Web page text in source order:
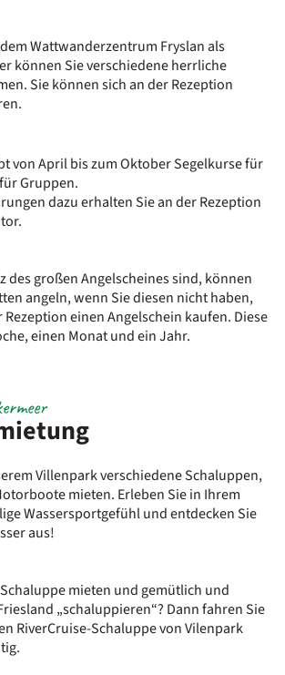
Wattwanderzentrum Fryslan als
können Sie verschiedene herrliche
Sie können sich an der Rezeption
von April bis zum Oktober Segelkurse für
Gruppen.
dazu erhalten Sie an der Rezeption
des großen Angelscheines sind, können
angeln, wenn Sie diesen nicht haben,
Rezeption einen Angelschein kaufen. Diese
einen Monat und ein Jahr.
Villenpark verschiedene Schaluppen,
mieten. Erleben Sie in Ihrem
Wassersportgefühl und entdecken Sie
aus!
mieten und gemütlich und
„schaluppieren“? Dann fahren Sie
RiverCruise-Schaluppe von Vilenpark